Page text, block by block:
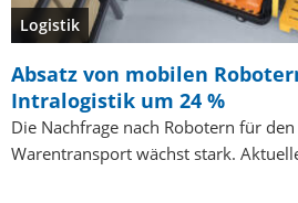
Logistik
Absatz von mobilen
Intralogistik um 24 %
Die Nachfrage nach Robotern für
Warentransport wächst stark.